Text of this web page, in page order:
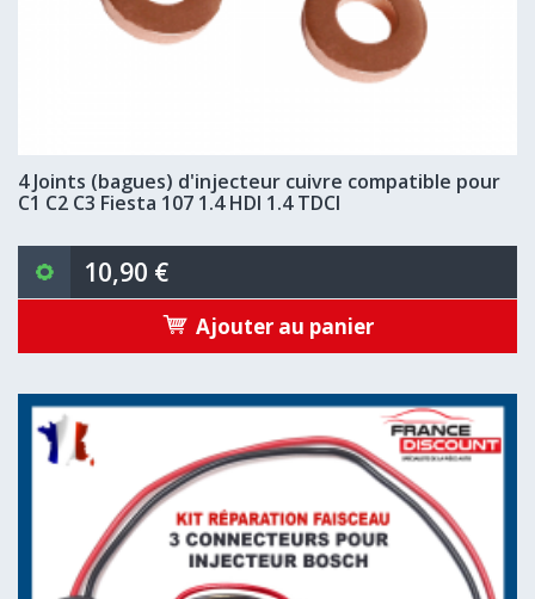
4 Joints (bagues) d'injecteur cuivre compatible pour
C1 C2 C3 Fiesta 107 1.4 HDI 1.4 TDCI
10,90 €
Ajouter au panier